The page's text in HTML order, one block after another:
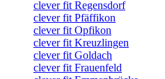
clever fit Regensdorf
clever fit Pfäffikon
clever fit Opfikon
clever fit Kreuzlingen
clever fit Goldach
clever fit Frauenfeld